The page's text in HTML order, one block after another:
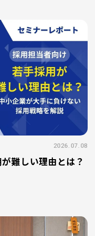
2026.07.08
難しい理由とは？